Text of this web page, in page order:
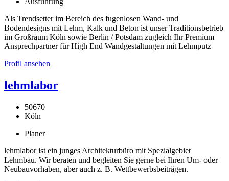
Als Trendsetter im Bereich des fugenlosen Wand- und
Bodendesigns mit Lehm, Kalk und Beton ist unser Traditionsbetrieb
im Großraum Köln sowie Berlin / Potsdam zugleich Ihr Premium
Ansprechpartner für High End Wandgestaltungen mit Lehmputz
Profil ansehen
lehmlabor
50670
Köln
Planer
lehmlabor ist ein junges Architekturbüro mit Spezialgebiet
Lehmbau. Wir beraten und begleiten Sie gerne bei Ihren Um- oder
Neubauvorhaben, aber auch z. B. Wettbewerbsbeiträgen.